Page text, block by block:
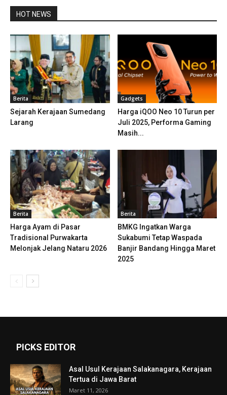
HOT NEWS
Berita
Sejarah Kerajaan Sumedang
Larang
Gadgets
Harga iQOO Neo 10 Turun per
Juli 2025, Performa Gaming
Masih...
Berita
Harga Ayam di Pasar
Tradisional Purwakarta
Melonjak Jelang Nataru 2026
Berita
BMKG Ingatkan Warga
Sukabumi Tetap Waspada
Banjir Bandang Hingga Maret
2025
PICKS EDITOR
Asal Usul Kerajaan Salakanagara, Kerajaan
Tertua di Jawa Barat
Maret 11, 2026